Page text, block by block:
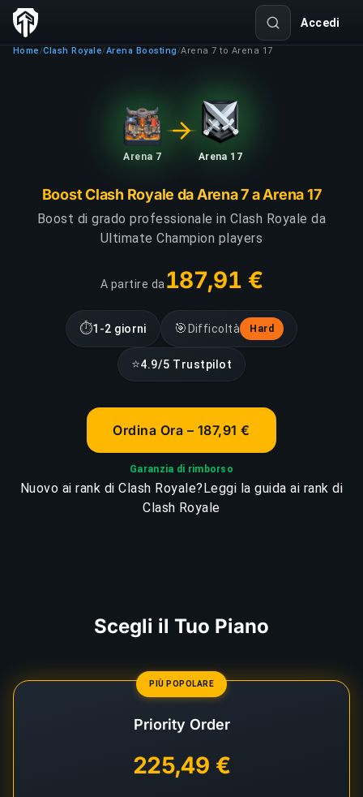
Accedi
Home /Clash Royale/Arena Boosting /Arena 7 to Arena 17
Arena 7 Arena 17
Boost Clash Royale da Arena 7 a Arena 17
Boost di grado professionale in Clash Royale da
Ultimate Champion players
A partire da 187,91 €
⏱1-2 giorni 🎯 Difficoltà Hard
⭐4.9/5 Trustpilot
Ordina Ora – 187,91 €
Garanzia di rimborso
Nuovo ai rank di Clash Royale?Leggi la guida ai rank di
Clash Royale
Scegli il Tuo Piano
PIÙ POPOLARE
Priority Order
225,49 €